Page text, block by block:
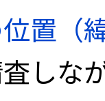
置（
しな